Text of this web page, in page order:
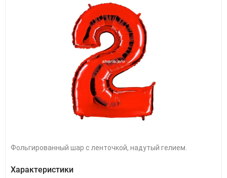
Фольгированный шар с ленточкой, надутый гелием.
Характеристики